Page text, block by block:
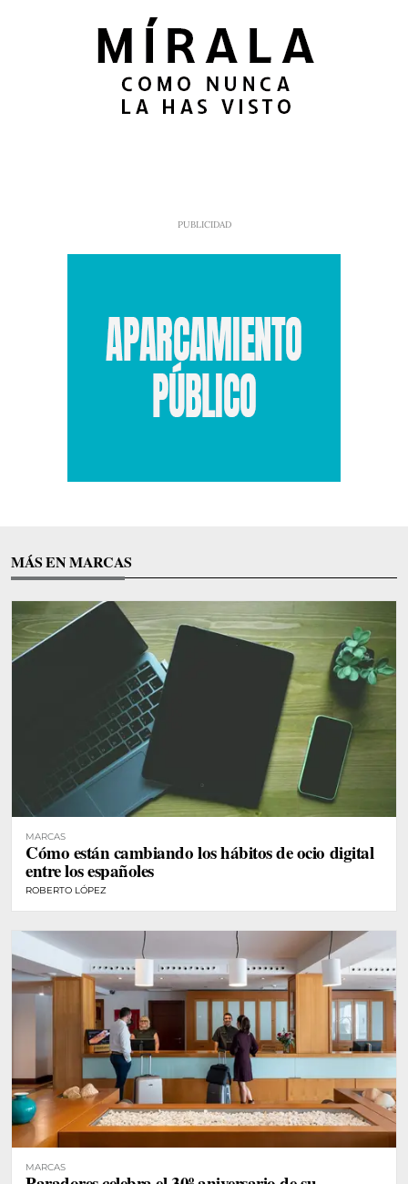
MÁS EN MARCAS
MARCAS
Cómo están cambiando los hábitos de ocio digital
entre los españoles
ROBERTO LÓPEZ
MARCAS